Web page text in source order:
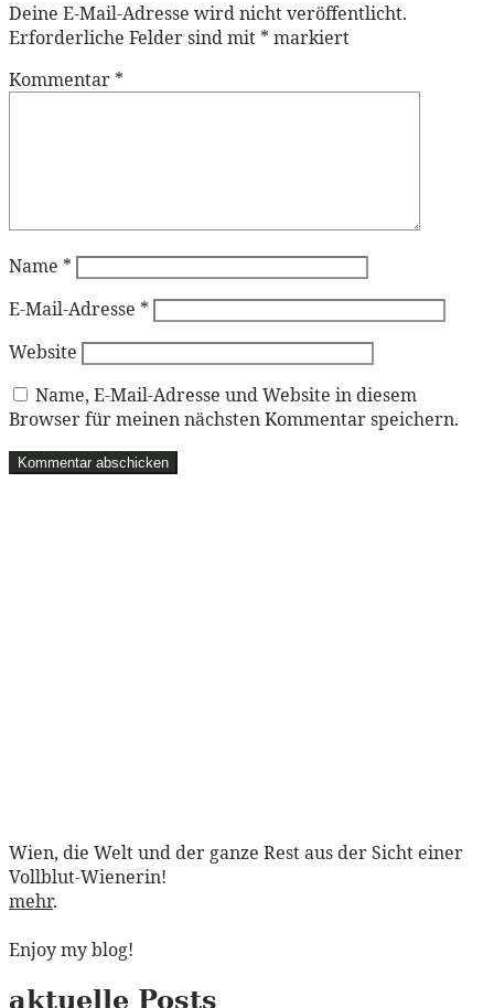
Deine E-Mail-Adresse wird nicht veröffentlicht.
Erforderliche Felder sind mit * markiert
Kommentar *
Name *
E-Mail-Adresse *
Website
Name, E-Mail-Adresse und Website in diesem
Browser für meinen nächsten Kommentar speichern.
Wien, die Welt und der ganze Rest aus der Sicht einer
Vollblut-Wienerin!
mehr.
Enjoy my blog!
aktuelle Posts